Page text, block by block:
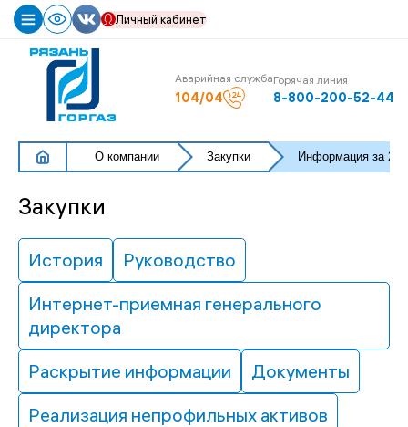
Личный кабинет
Аварийная служба
104/04
Горячая линия
8-800-200-52-44
О
компании
Карьера
История
Интернет-
приемная
генерального
директора
Раскрытие
информации
Документы
Закупки
Реализация
непрофильных
О компании Закупки Информация за
Закупки
История
Руководство
Интернет-приемная генерального
директора
Раскрытие информации
Документы
Реализация непрофильных активов